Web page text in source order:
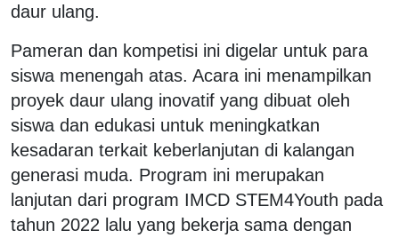
daur ulang.
Pameran dan kompetisi ini digelar untuk para
siswa menengah atas. Acara ini menampilkan
proyek daur ulang inovatif yang dibuat oleh
siswa dan edukasi untuk meningkatkan
kesadaran terkait keberlanjutan di kalangan
generasi muda. Program ini merupakan
lanjutan dari program IMCD STEM4Youth pada
tahun 2022 lalu yang bekerja sama dengan